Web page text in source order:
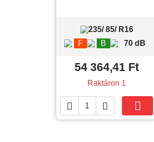
235/ 85/ R16
F
B 70 dB
54 364,41 Ft
Raktáron 1
  